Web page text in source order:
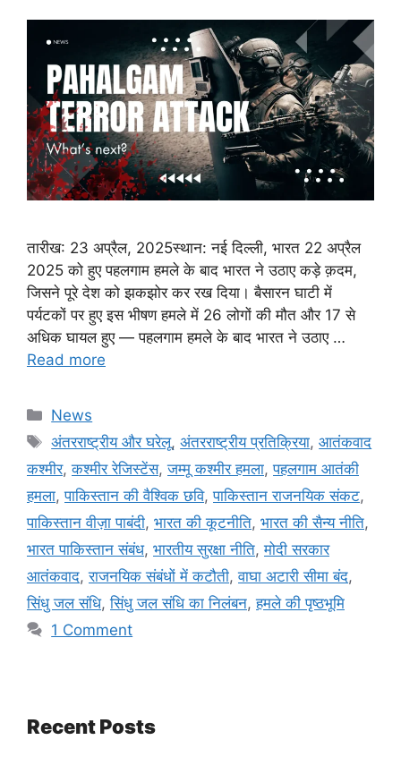
तारीख: 23 अप्रैल, 2025स्थान: नई दिल्ली, भारत 22 अप्रैल
2025 को हुए पहलगाम हमले के बाद भारत ने उठाए कड़े क़दम,
जिसने पूरे देश को झकझोर कर रख दिया। बैसारन घाटी में
पर्यटकों पर हुए इस भीषण हमले में 26 लोगों की मौत और 17 से
अधिक घायल हुए — पहलगाम हमले के बाद भारत ने उठाए …
Read more
Categories
News
Tags
अंतरराष्ट्रीय और घरेलू,अंतरराष्ट्रीय प्रतिक्रिया,आतंकवाद
कश्मीर,कश्मीर रेजिस्टेंस,जम्मू कश्मीर हमला,पहलगाम आतंकी
हमला,पाकिस्तान की वैश्विक छवि,पाकिस्तान राजनयिक संकट,
पाकिस्तान वीज़ा पाबंदी, भारत की कूटनीति, भारत की सैन्य नीति,
भारत पाकिस्तान संबंध, भारतीय सुरक्षा नीति,मोदी सरकार
आतंकवाद,राजनयिक संबंधों में कटौती,वाघा अटारी सीमा बंद,
सिंधु जल संधि,सिंधु जल संधि का निलंबन,हमले की पृष्ठभूमि
1 Comment
Recent Posts